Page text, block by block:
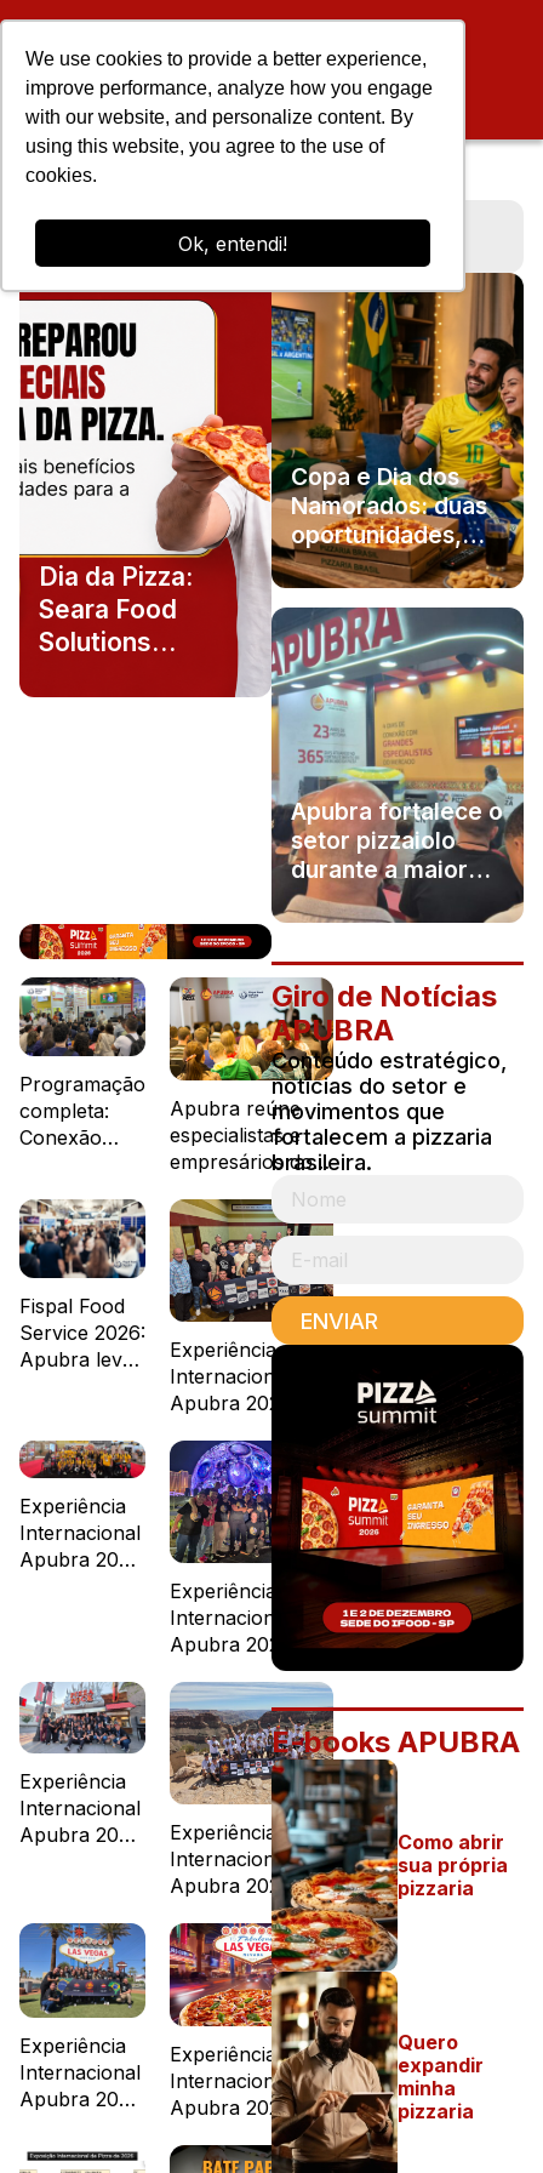
We use cookies to provide a better experience,
improve performance, analyze how you engage
with our website, and personalize content. By
using this website, you agree to the use of
cookies.
Ok, entendi!
BLOG APUBRA
Dia da Pizza:
Seara Food
Solutions
para
Copa e Dia dos
Namorados: duas
oportunidades,
duas estratégias
Apubra fortalece o
setor pizzaiolo
durante a maior
edição da história
da Fispal
Programação
completa:
Conexão
Service 2026
Apubra reúne
especialistas e
empresários do
Conexão Pizza,
durante a Fispal
Fispal Food
Service 2026:
Apubra leva
e novos
projetos
Experiência
Internacional
Apubra 2026 –
Experiência
Internacional
Apubra 2026
Experiência
Internacional
Apubra 2026 –
Experiência
Internacional
Apubra 2026
Experiência
Internacional
Apubra 2026 –
Experiência
Internacional
Apubra 2026
Experiência
Internacional
Apubra 2026
próxima semana
Giro de Notícias
APUBRA
Conteúdo estratégico,
notícias do setor e
movimentos que
fortalecem a pizzaria
brasileira.
ENVIAR
E-books APUBRA
Como abrir
sua própria
pizzaria
Quero
expandir
minha
pizzaria